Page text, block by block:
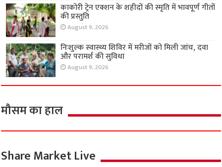
काकोरी ट्रेन एक्शन के शहीदों की स्मृति में भावपूर्ण गीतों
की प्रस्तुति
August 9, 2026
निःशुल्क स्वास्थ्य शिविर में मरीजों को मिली जांच, दवा
और परामर्श की सुविधा
August 9, 2026
मौसम का हाल
Share Market Live